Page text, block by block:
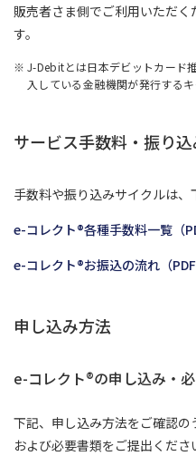
販売者さま側でご利用いただ
す。
J-Debitとは日本デビットカード
入している金融機関が発行するキ
サービス手数料・振り
手数料や振り込みサイクルは、
e-コレクト®各種手数料一覧（
e-コレクト®お振込の流れ（PDF
申し込み方法
e-コレクト®の申し込み・
下記、申し込み方法をご確認
および必要書類をご提出くださ